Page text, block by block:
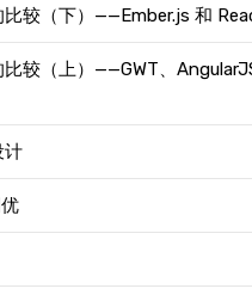
比较（下）——Ember.js 和
较（上）——GWT、
计